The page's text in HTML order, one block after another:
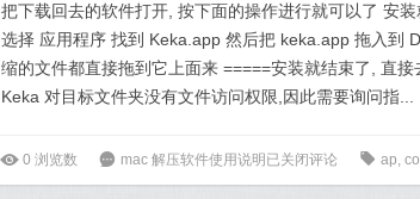
把下载回去的软件打开, 按下面的操作进行就可以了 安
选择 应用程序 找到 Keka.app 然后把 keka.app 拖入到
缩的文件都直接拖到它上面来 =====安装就结束了, 直
Keka 对目标文件夹没有文件访问权限,因此需要询问指...
ė 0 浏览数 6 mac 解压软件使用说明 已关闭评论 0 ap,